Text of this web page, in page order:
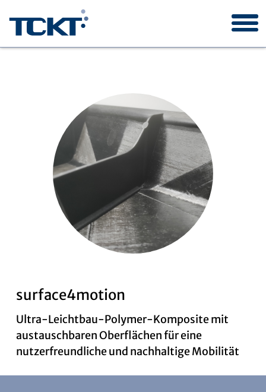
Auftragswesen
Forschungsprojekte
Kontakt
surface4motion
Ultra-Leichtbau-Polymer-Komposite mit
austauschbaren Oberflächen für eine
nutzerfreundliche und nachhaltige Mobilität